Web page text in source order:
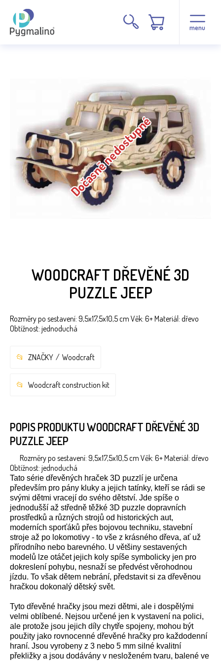
menu
Dočasně nedostupné
WOODCRAFT DŘEVĚNÉ 3D
PUZZLE JEEP
Rozměry po sestavení: 9,5x17,5x10,5 cm Věk: 6+ Materiál: dřevo
Obtížnost: jednoduchá
ZNAČKY Woodcraft
Woodcraft construction kit
POPIS PRODUKTU WOODCRAFT DŘEVĚNÉ 3D
PUZZLE JEEP
Rozměry po sestavení: 9,5x17,5x10,5 cm Věk: 6+ Materiál: dřevo
Obtížnost: jednoduchá
Tato série dřevěných hraček 3D puzzlí je určena
především pro pány kluky a jejich tatínky, kteří se rádi se
svými dětmi vracejí do svého dětství. Jde spíše o
jednodušší až středně těžké 3D puzzle dopravních
prostředků a různých strojů od historických aut,
moderních sporťáků přes bojovou techniku, stavební
stroje až po lokomotivy - to vše z krásného dřeva, ať už
přírodního nebo barevného. U většiny sestavených
modelů lze otáčet jejich koly spíše symbolicky jen pro
dokreslení pohybu, nesnaží se předvést věrohodnou
jízdu. To však dětem nebrání, představit si za dřevěnou
hračkou dokonalý dětský svět.
Tyto dřevěné hračky jsou mezi dětmi, ale i dospělými
velmi oblíbené. Nejsou určené jen k vystavení na polici,
ale protože jsou jejich díly chytře spojeny, mohou být
použity jako rovnocenné dřevěné hračky pro každodenní
hraní. Jsou vyrobeny z 3 nebo 5 mm silné kvalitní
překližky a jsou dodávány v nesloženém tvaru, balené ve